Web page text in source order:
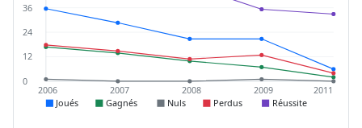
36
24
12
0
2006 2007 2008 2009 2011
Joués Gagnés Nuls Perdus Réussite